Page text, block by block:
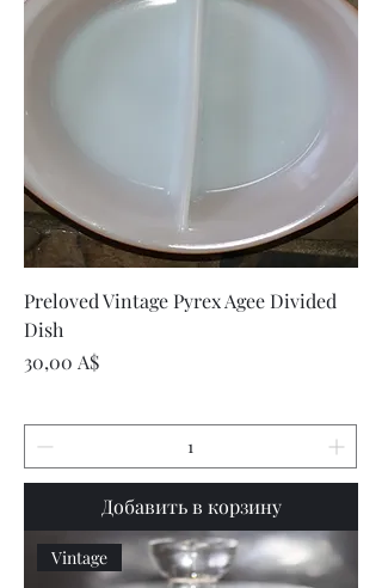
Preloved Vintage Pyrex Agee Divided
Dish
Цена
30,00 A$
Добавить в корзину
Vintage